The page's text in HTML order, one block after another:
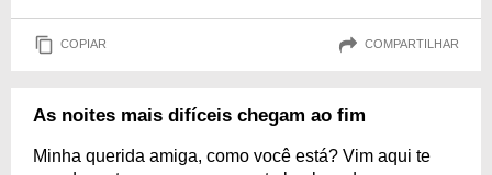
COPIAR COMPARTILHAR
As noites mais difíceis chegam ao fim
Minha querida amiga, como você está? Vim aqui te